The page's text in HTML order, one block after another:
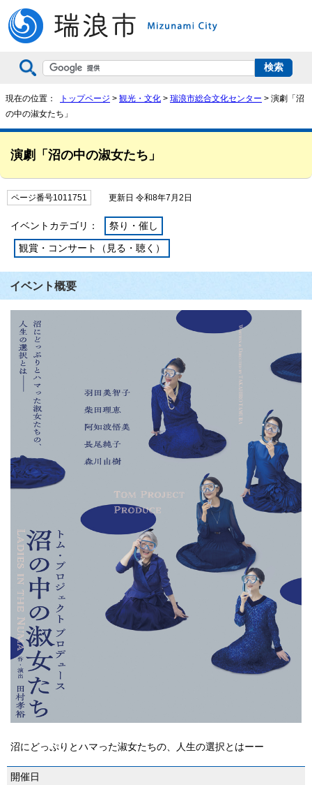
現在の位置： トップページ > 観光・文化 > 瑞浪市総合文化センター > 演劇「沼
の中の淑女たち」
演劇「沼の中の淑女たち」
ページ番号1011751 更新日 令和8年7月2日
イベントカテゴリ： 祭り・催し
観賞・コンサート（見る・聴く）
イベント概要
沼にどっぷりとハマった淑女たちの、人生の選択とはーー
開催日